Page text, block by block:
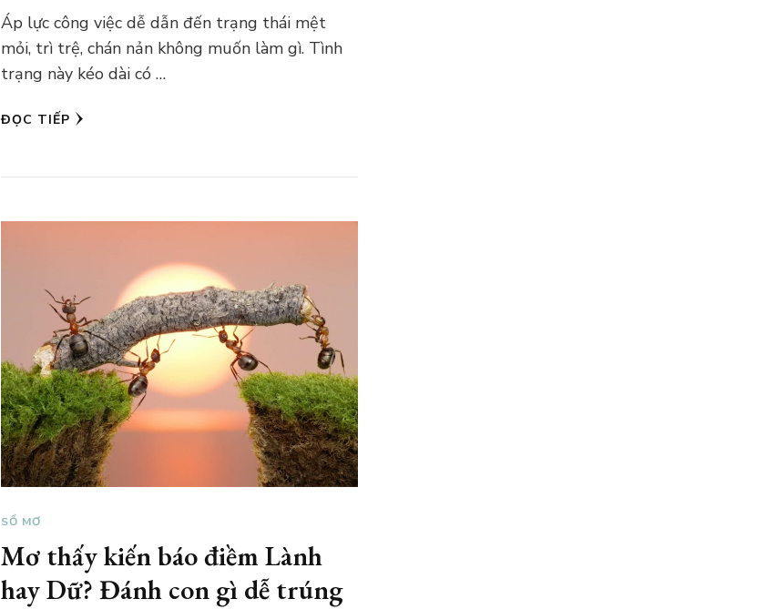
Áp lực công việc dễ dẫn đến trạng thái mệt
mỏi, trì trệ, chán nản không muốn làm gì. Tình
trạng này kéo dài có …
ĐỌC TIẾP
SỔ MƠ
Mơ thấy kiến báo điềm Lành
hay Dữ? Đánh con gì dễ trúng